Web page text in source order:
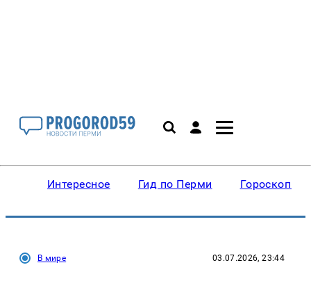
Интересное Гид по Перми Гороскопы
В мире 03.07.2026, 23:44